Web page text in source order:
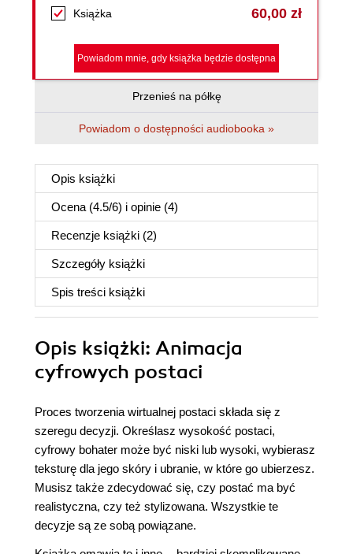
Książka 60,00 zł
Powiadom mnie, gdy książka będzie dostępna
Przenieś na półkę
Powiadom o dostępności audiobooka »
Opis książki
Ocena (4.5/6) i opinie (4)
Recenzje książki (2)
Szczegóły książki
Spis treści książki
Opis książki: Animacja
cyfrowych postaci
Proces tworzenia wirtualnej postaci składa się z
szeregu decyzji. Określasz wysokość postaci,
cyfrowy bohater może być niski lub wysoki, wybierasz
teksturę dla jego skóry i ubranie, w które go ubierzesz.
Musisz także zdecydować się, czy postać ma być
realistyczna, czy też stylizowana. Wszystkie te
decyzje są ze sobą powiązane.